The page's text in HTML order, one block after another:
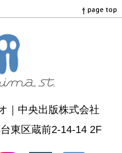
｜中央出版株式会社
東区蔵前2-14-14 2F